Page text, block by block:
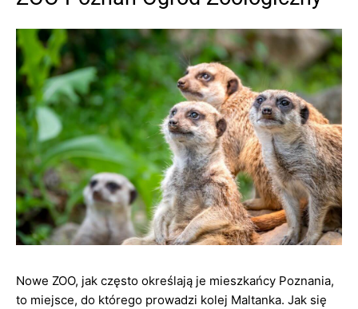
Nowe ZOO, jak często określają je mieszkańcy Poznania,
to miejsce, do którego prowadzi kolej Maltanka. Jak się